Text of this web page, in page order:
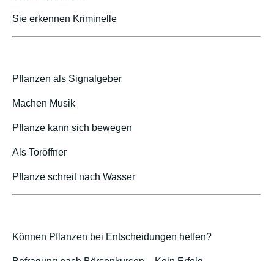
Sie erkennen Kriminelle
Pflanzen als Signalgeber
Machen Musik
Pflanze kann sich bewegen
Als Toröffner
Pflanze schreit nach Wasser
Können Pflanzen bei Entscheidungen helfen?